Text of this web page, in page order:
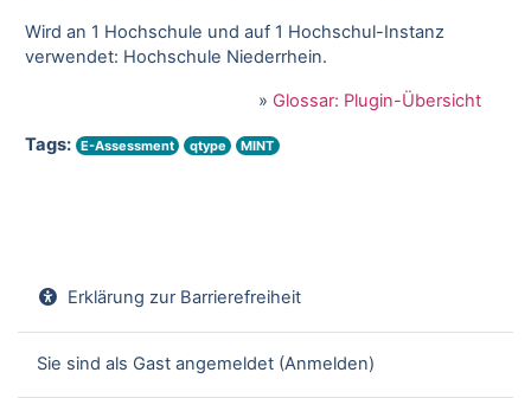
Wird an 1 Hochschule und auf 1 Hochschul-Instanz
verwendet: Hochschule Niederrhein.
» Glossar: Plugin-Übersicht
Tags: E-Assessment qtype MINT
Erklärung zur Barrierefreiheit
Sie sind als Gast angemeldet (Anmelden)